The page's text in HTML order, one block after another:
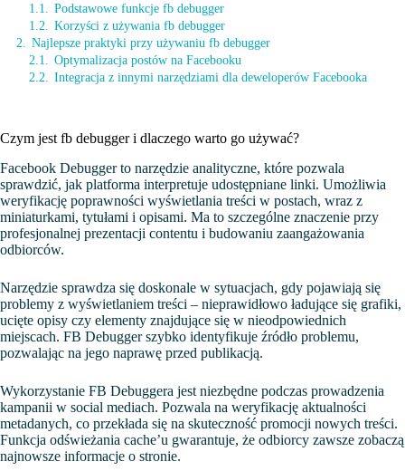
1.1. Podstawowe funkcje fb debugger
1.2. Korzyści z używania fb debugger
2. Najlepsze praktyki przy używaniu fb debugger
2.1. Optymalizacja postów na Facebooku
2.2. Integracja z innymi narzędziami dla deweloperów Facebooka
Czym jest fb debugger i dlaczego warto go używać?
Facebook Debugger to narzędzie analityczne, które pozwala
sprawdzić, jak platforma interpretuje udostępniane linki. Umożliwia
weryfikację poprawności wyświetlania treści w postach, wraz z
miniaturkami, tytułami i opisami. Ma to szczególne znaczenie przy
profesjonalnej prezentacji contentu i budowaniu zaangażowania
odbiorców.
Narzędzie sprawdza się doskonale w sytuacjach, gdy pojawiają się
problemy z wyświetlaniem treści – nieprawidłowo ładujące się grafiki,
ucięte opisy czy elementy znajdujące się w nieodpowiednich
miejscach. FB Debugger szybko identyfikuje źródło problemu,
pozwalając na jego naprawę przed publikacją.
Wykorzystanie FB Debuggera jest niezbędne podczas prowadzenia
kampanii w social mediach. Pozwala na weryfikację aktualności
metadanych, co przekłada się na skuteczność promocji nowych treści.
Funkcja odświeżania cache’u gwarantuje, że odbiorcy zawsze zobaczą
najnowsze informacje o stronie.